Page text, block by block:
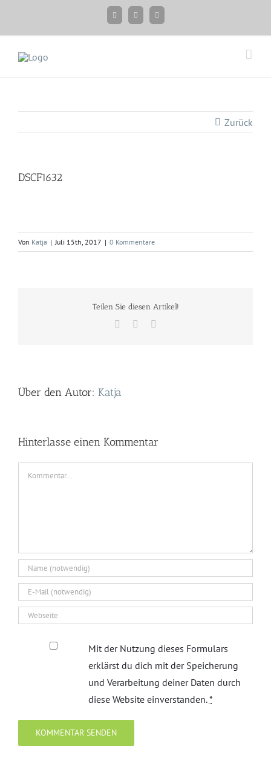
FacebookInstagramTwitter
Zurück
DSCF1632
Von Katja | Juli 15th, 2017 | 0 Kommentare
Teilen Sie diesen Artikel!
Facebook
Twitter
Über den Autor: Katja
Hinterlasse einen Kommentar
Kommentar
Mit der Nutzung dieses Formulars
erklärst du dich mit der Speicherung
und Verarbeitung deiner Daten durch
diese Website einverstanden.*